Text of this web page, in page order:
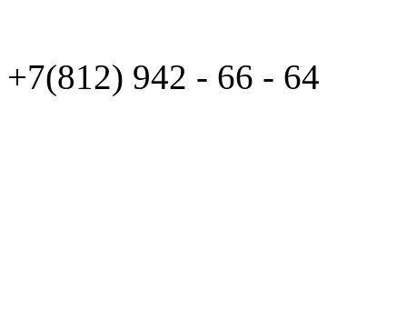
+7(812) 942 - 66 - 64